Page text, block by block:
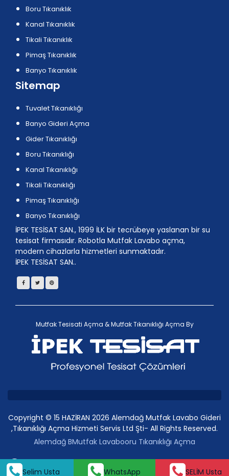
Boru Tıkanıklık
Kanal Tıkanıklık
Tikali Tıkanıklık
Pimaş Tıkanıklık
Banyo Tıkanıklık
Sitemap
Tuvalet Tıkanıklığı
Banyo Gideri Açma
Gider Tıkanıklığı
Boru Tıkanıklığı
Kanal Tıkanıklığı
Tikali Tıkanıklığı
Pimaş Tıkanıklığı
Banyo Tıkanıklığı
İPEK TESİSAT SAN., 1999 İLK bir tecrübeye yaslanan bir su
tesisat firmasıdır. Robotla Mutfak Lavabo açma,
modern cihazlarla hizmetleri sunmaktadır.
İPEK TESİSAT SAN..
Mutfak Tesisati Açma &Mutfak Tıkanıklığı Açma By
Copyright © 15 HAZİRAN 2026 Alemdağ Mutfak Lavabo Gideri
,Tıkanıklığı Açma Hizmeti Servis Ltd Şti- All Rights Reserved.
Alemdağ BMutfak Lavabooru Tıkanıklığı Açma
Selim Usta WhatsApp SELİM Usta
Whatsap